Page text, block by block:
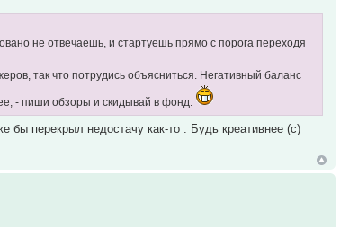
не отвечаешь, и стартуешь прямо с порога переходя
так что потрудись объясниться. Негативный баланс
- пиши обзоры и скидывай в фонд.
перекрыл недостачу как-то . Будь креативнее (с)